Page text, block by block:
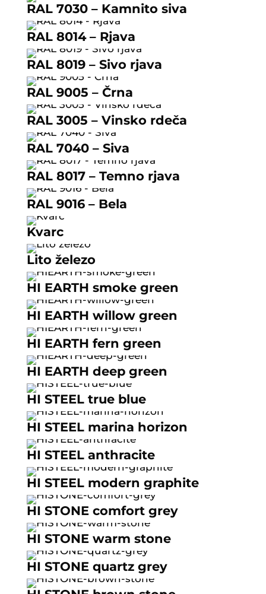
RAL 7030 – Kamnito siva
RAL 8014 – Rjava
RAL 8019 – Sivo rjava
RAL 9005 – Črna
RAL 3005 – Vinsko rdeča
RAL 7040 – Siva
RAL 8017 – Temno rjava
RAL 9016 – Bela
Kvarc
Lito železo
HI EARTH smoke green
HI EARTH willow green
HI EARTH fern green
HI EARTH deep green
HI STEEL true blue
HI STEEL marina horizon
HI STEEL anthracite
HI STEEL modern graphite
HI STONE comfort grey
HI STONE warm stone
HI STONE quartz grey